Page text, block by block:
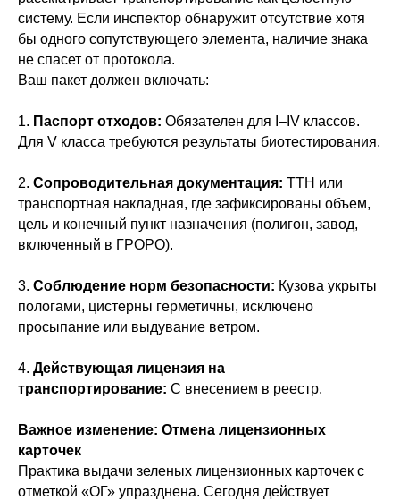
систему. Если инспектор обнаружит отсутствие хотя
бы одного сопутствующего элемента, наличие знака
не спасет от протокола.
Ваш пакет должен включать:
1. Паспорт отходов: Обязателен для I–IV классов.
Для V класса требуются результаты биотестирования.
2. Сопроводительная документация: ТТН или
транспортная накладная, где зафиксированы объем,
цель и конечный пункт назначения (полигон, завод,
включенный в ГРОРО).
3. Соблюдение норм безопасности: Кузова укрыты
пологами, цистерны герметичны, исключено
просыпание или выдувание ветром.
4. Действующая лицензия на
транспортирование: С внесением в реестр.
Важное изменение: Отмена лицензионных
карточек
Практика выдачи зеленых лицензионных карточек с
отметкой «ОГ» упразднена. Сегодня действует